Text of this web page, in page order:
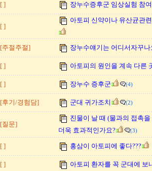
[ ] 장누수증후군 임상실험 참
[ ]
아토피 신약이나 유산균관
[주절주절] 장누수얘기는 어디서자꾸
[ ] 아토피의 원인을 계속 다른
[ ] 장누수 증후군 (4)
[후기/경험담] 군대 귀가조치 (2)
[질문]
진물이 날 때 (물과의 접촉
더욱 효과적인가요?
(3)
[ ] 홍삼이 아토피에 좋다???
[ ] 아토피 환자를 꼭 군대에 보